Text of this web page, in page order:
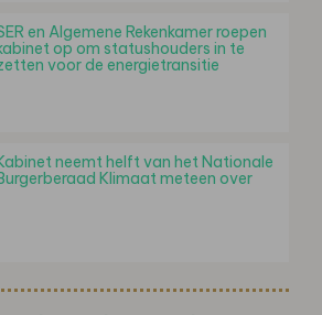
en Algemene Rekenkamer roepen
op om statushouders in te
voor de energietransitie
neemt helft van het Nationale
Klimaat meteen over